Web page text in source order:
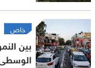
خاص
بين